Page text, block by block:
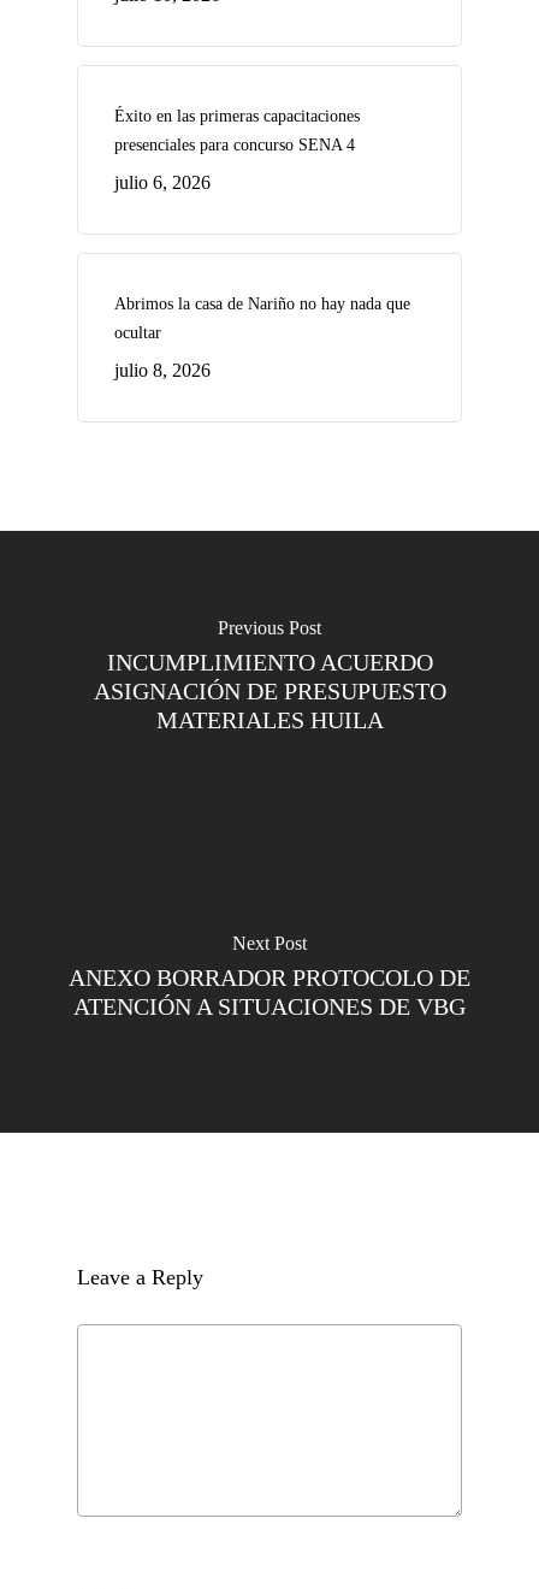
Éxito en las primeras capacitaciones
presenciales para concurso SENA 4
julio 6, 2026
Abrimos la casa de Nariño no hay nada que
ocultar
julio 8, 2026
Previous Post
INCUMPLIMIENTO ACUERDO
ASIGNACIÓN DE PRESUPUESTO
MATERIALES HUILA
Next Post
ANEXO BORRADOR PROTOCOLO DE
ATENCIÓN A SITUACIONES DE VBG
Leave a Reply